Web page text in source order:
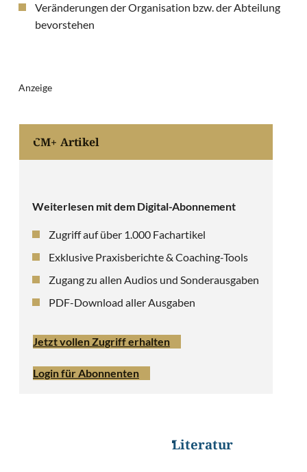
Veränderungen der Organisation bzw. der Abteilung
bevorstehen
Anzeige
CM+ Artikel
Weiterlesen mit dem Digital-Abonnement
Zugriff auf über 1.000 Fachartikel
Exklusive Praxisberichte & Coaching-Tools
Zugang zu allen Audios und Sonderausgaben
PDF-Download aller Ausgaben
Jetzt vollen Zugriff erhalten
Login für Abonnenten
Literatur